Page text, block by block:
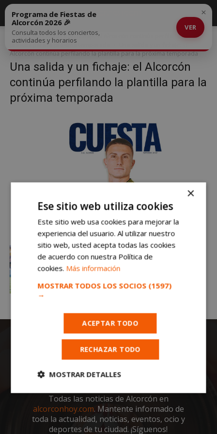
Inicio
Una salida y un fichaje: el Alcorcón continúa perfilando la
plantilla para la próxima temporada
Alcorcón continúa perfilando la plantilla para la próxima temporada
Una salida y un fichaje: el Alcorcón
continúa perfilando la plantilla para la
próxima temporada
Programa de Fiestas de
Alcorcón 2026 🎉
Consulta todos los conciertos,
actividades y horarios
VER
×
Todas las noticias de Alcorcón en
alcorconhoy.com. Mantente informado de
toda la actualidad, noticias, eventos, ocio y
deportes de tu ciudad. ¡Síguenos!
×
Ese sitio web utiliza cookies
Este sitio web usa cookies para mejorar la
experiencia del usuario. Al utilizar nuestro
sitio web, usted acepta todas las cookies
de acuerdo con nuestra Política de
cookies. Más información
MOSTRAR TODOS LOS SOCIOS (1597)
→
ACEPTAR TODO
RECHAZAR TODO
MOSTRAR DETALLES
Cookies
estrictamente
necesarias
Cookies de
rendimiento